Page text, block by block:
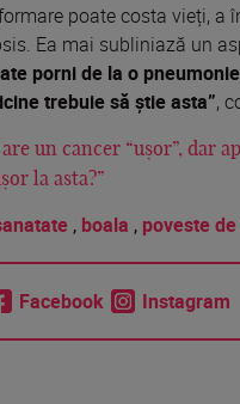
poate costa vieți,
Ea mai subliniază un
porni de la o
trebuie să știe asta”,
are un cancer “ușor”, dar
la asta?”
, boala , poveste
Facebook Instagram